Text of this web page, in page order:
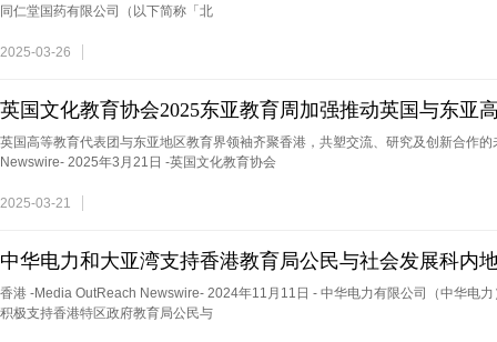
同仁堂国药有限公司（以下简称「北
2025-03-26
英国文化教育协会2025东亚教育周加强推动英国与东亚
英国高等教育代表团与东亚地区教育界领袖齐聚香港，共塑交流、研究及创新合作
Newswire- 2025年3月21日 -英国文化教育协会
2025-03-21
中华电力和大亚湾支持香港教育局公民与社会发展科内
香港 -Media OutReach Newswire- 2024年11月11日 - 中华电力有限公司（中华电
积极支持香港特区政府教育局公民与